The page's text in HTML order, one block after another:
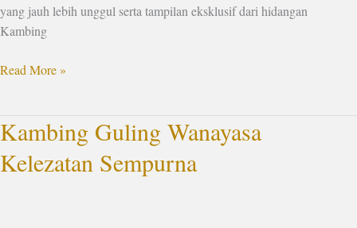
yang jauh lebih unggul serta tampilan eksklusif dari hidangan
Kambing
Read More »
Kambing Guling Wanayasa
Kelezatan Sempurna
Kambing
Guling
Wanayasa